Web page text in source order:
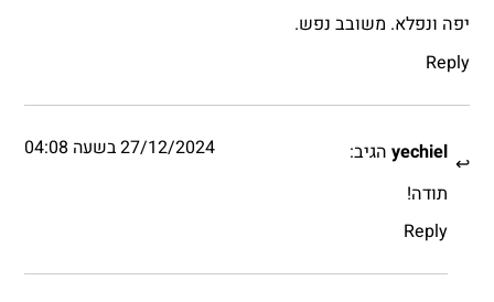
יפה ונפלא. משובב נפש.
Reply
yechiel הגיב:
27/12/2024 בשעה 04:08
תודה!
Reply